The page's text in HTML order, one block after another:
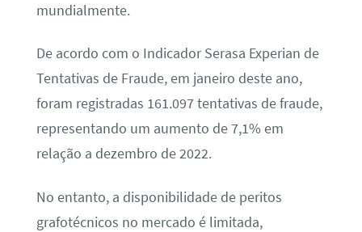
mundialmente.
De acordo com o Indicador Serasa Experian de
Tentativas de Fraude, em janeiro deste ano,
foram registradas 161.097 tentativas de fraude,
representando um aumento de 7,1% em
relação a dezembro de 2022.
No entanto, a disponibilidade de peritos
grafotécnicos no mercado é limitada,